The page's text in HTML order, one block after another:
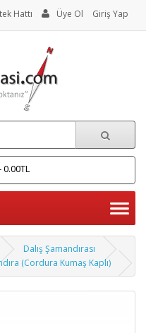
Hattı Üye Ol Giriş Yap
Dalış Şamandırası
(Cordura Kumaş Kaplı)